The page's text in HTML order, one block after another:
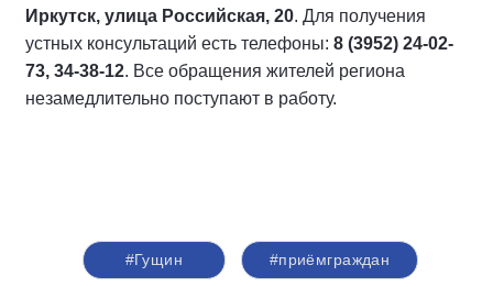
Иркутск, улица Российская, 20. Для получения
устных консультаций есть телефоны: 8 (3952) 24-02-
73, 34-38-12. Все обращения жителей региона
незамедлительно поступают в работу.
#Гущин #приёмграждан